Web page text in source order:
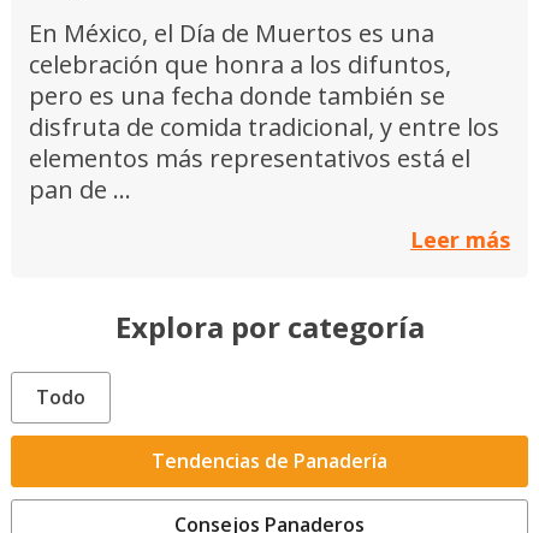
En México, el Día de Muertos es una
celebración que honra a los difuntos,
pero es una fecha donde también se
disfruta de comida tradicional, y entre los
elementos más representativos está el
pan de ...
Leer más
Explora por categoría
Todo
Tendencias de Panadería
Consejos Panaderos